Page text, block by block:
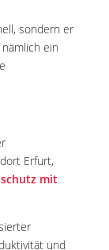
sondern er
ein
Erfurt,
mit
und